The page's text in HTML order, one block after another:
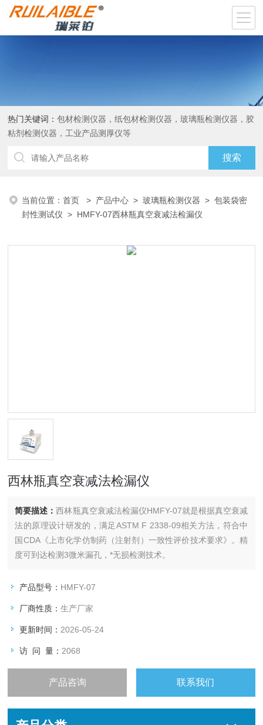
热门关键词：包材检测仪器，纸包材检测仪器，玻璃瓶检测仪器，胶
粘剂检测仪器，工业产品测厚仪等
当前位置：首页 > 产品中心 >玻璃瓶检测仪器 >包装袋密
封性测试仪 > HMFY-07西林瓶真空衰减法检漏仪
西林瓶真空衰减法检漏仪
简要描述：西林瓶真空衰减法检漏仪HMFY-07就是根据真空衰减
法的原理设计研发的，满足ASTM F 2338-09相关方法，符合中
国CDA《上市化学仿制药（注射剂）一致性评价技术要求》。精
度可到达检测3微米漏孔，*无损检测技术。
产品型号： HMFY-07
厂商性质：生产厂家
更新时间： 2026-05-24
访 问 量： 2068
产品咨询 联系我们